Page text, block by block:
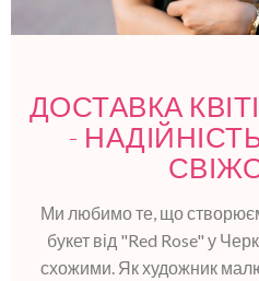
ДОСТАВКА
-
Ми любимо те, що
букет від "Red Rose" у
схожими. Як художник